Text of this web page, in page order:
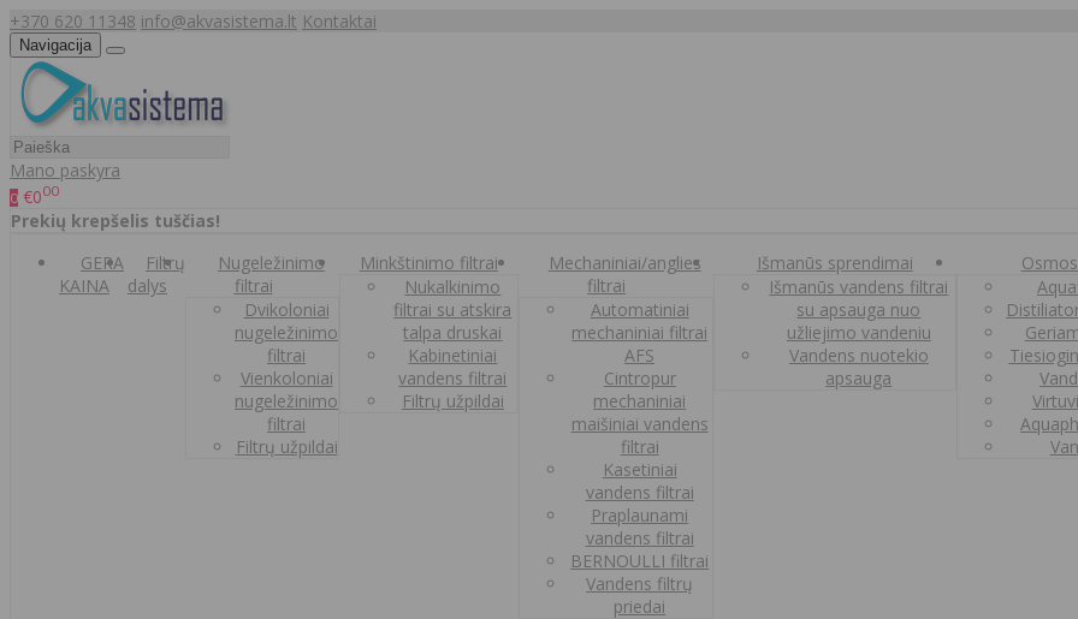
+370 620 11348 info@akvasistema.lt Kontaktai
Navigacija
Mano paskyra
0 €000
Prekių krepšelis tuščias!
GERA
KAINA
Filtrų
dalys
Nugeležinimo
filtrai
Dvikoloniai
nugeležinimo
filtrai
Vienkoloniai
nugeležinimo
filtrai
Filtrų užpildai
Minkštinimo filtrai
Nukalkinimo
filtrai su atskira
talpa druskai
Kabinetiniai
vandens filtrai
Filtrų užpildai
Mechaniniai/anglies
filtrai
Automatiniai
mechaniniai filtrai
AFS
Cintropur
mechaniniai
maišiniai vandens
filtrai
Kasetiniai
vandens filtrai
Praplaunami
vandens filtrai
BERNOULLI filtrai
Vandens filtrų
priedai
Išmanūs sprendimai
Išmanūs vandens filtrai
su apsauga nuo
užliejimo vandeniu
Vandens nuotekio
apsauga